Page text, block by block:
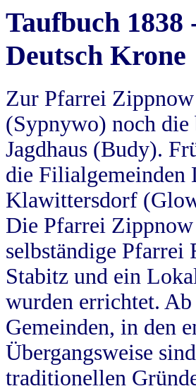
Taufbuch
Deutsch Krone
Zur Pfarrei
(Sypnywo) noch
Jagdhaus (Budy).
die Filialgemeinden
Klawittersdorf
Die Pfarrei Zippnow
selbständige
Stabitz und ein
wurden errichtet.
Gemeinden, in den
Übergangsweise
traditionellen